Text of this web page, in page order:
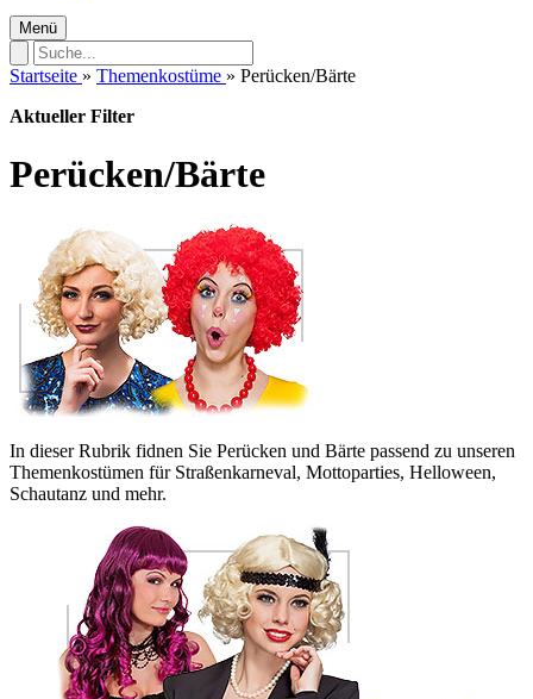
Menü
Startseite » Themenkostüme » Perücken/Bärte
Aktueller Filter
Perücken/Bärte
In dieser Rubrik fidnen Sie Perücken und Bärte passend zu unseren
Themenkostümen für Straßenkarneval, Mottoparties, Helloween,
Schautanz und mehr.